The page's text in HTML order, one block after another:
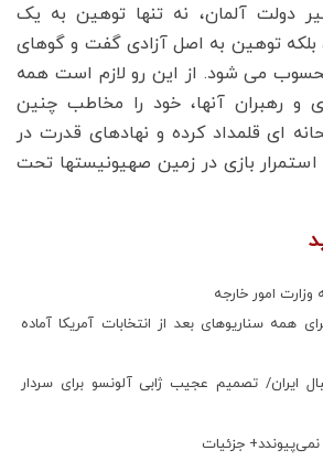
دولت آلمان، نه تنها توهین به یک
توهین به اصل آزادی گفت و گوهای
می شود. از این رو لازم است همه
و رهبران آنها، خود را مخاطب چنین
ای قلمداد کرده و نهادهای قدرت در
بازی در زمین صهیونیستها تحت
امور خارجه
همه سناریوهای بعد از انتخابات آمریکا آماده
ایران/ تصمیم عجیب ژابی آلونسو برای سردار
جزئیات